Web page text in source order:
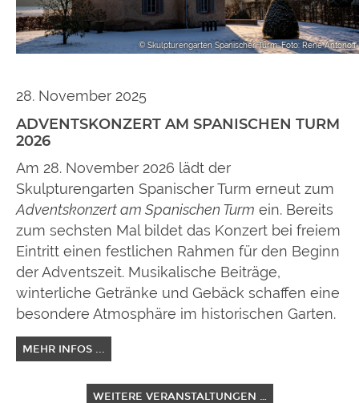
© Skulpturengarten Spanischer Turm; Foto: René Antonoff
28. November 2025
ADVENTSKONZERT AM SPANISCHEN TURM
2026
Am 28. November 2026 lädt der
Skulpturengarten Spanischer Turm erneut zum
Adventskonzert am Spanischen Turm ein. Bereits
zum sechsten Mal bildet das Konzert bei freiem
Eintritt einen festlichen Rahmen für den Beginn
der Adventszeit. Musikalische Beiträge,
winterliche Getränke und Gebäck schaffen eine
besondere Atmosphäre im historischen Garten.
MEHR INFOS ...
WEITERE VERANSTALTUNGEN …